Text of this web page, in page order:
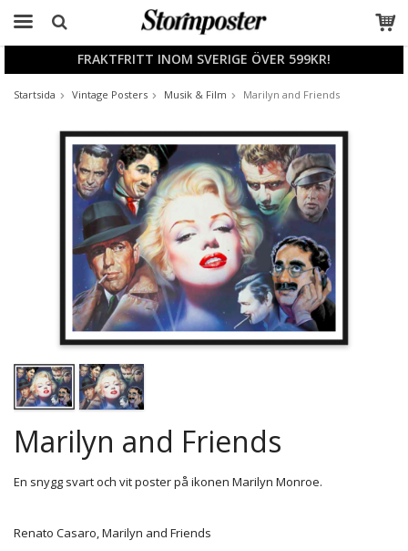
FRAKTFRITT INOM SVERIGE ÖVER 599KR!
Startsida Vintage Posters Musik & Film Marilyn and Friends
Marilyn and Friends
En snygg svart och vit poster på ikonen Marilyn Monroe.
Renato Casaro, Marilyn and Friends